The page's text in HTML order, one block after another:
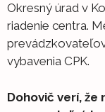
Okresný úrad v
riadenie centra.
vybavenia CPK.
Dohovič verí,